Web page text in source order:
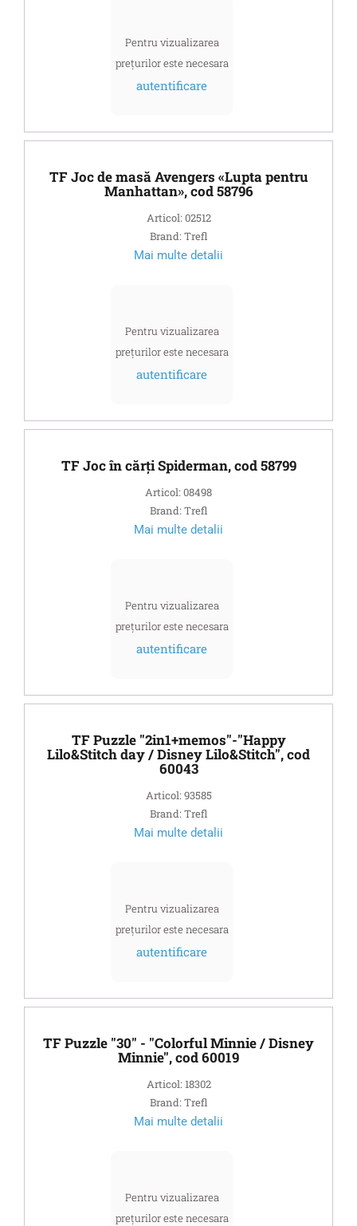
Pentru vizualizarea
prețurilor este necesara
autentificare
TF Joc de masă Avengers «Lupta pentru
Manhattan», cod 58796
Articol: 02512
Brand: Trefl
Mai multe detalii
Pentru vizualizarea
prețurilor este necesara
autentificare
TF Joc în cărți Spiderman, cod 58799
Articol: 08498
Brand: Trefl
Mai multe detalii
Pentru vizualizarea
prețurilor este necesara
autentificare
TF Puzzle "2in1+memos"-"Happy
Lilo&Stitch day / Disney Lilo&Stitch", cod
60043
Articol: 93585
Brand: Trefl
Mai multe detalii
Pentru vizualizarea
prețurilor este necesara
autentificare
TF Puzzle "30" - "Colorful Minnie / Disney
Minnie", cod 60019
Articol: 18302
Brand: Trefl
Mai multe detalii
Pentru vizualizarea
prețurilor este necesara